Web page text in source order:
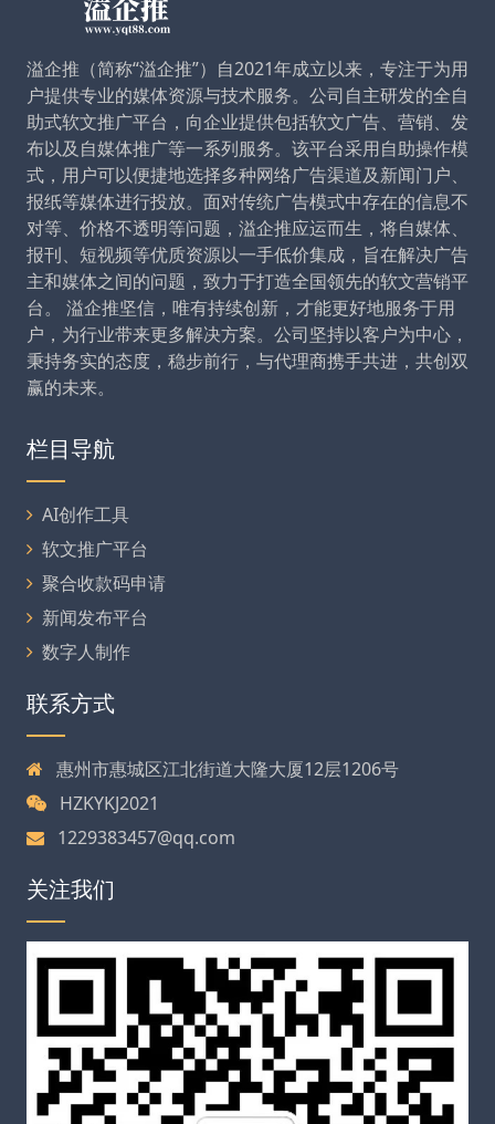
溢企推（简称“溢企推”）自2021年成立以来，专注于为用
户提供专业的媒体资源与技术服务。公司自主研发的全自
助式软文推广平台，向企业提供包括软文广告、营销、发
布以及自媒体推广等一系列服务。该平台采用自助操作模
式，用户可以便捷地选择多种网络广告渠道及新闻门户、
报纸等媒体进行投放。面对传统广告模式中存在的信息不
对等、价格不透明等问题，溢企推应运而生，将自媒体、
报刊、短视频等优质资源以一手低价集成，旨在解决广告
主和媒体之间的问题，致力于打造全国领先的软文营销平
台。 溢企推坚信，唯有持续创新，才能更好地服务于用
户，为行业带来更多解决方案。公司坚持以客户为中心，
秉持务实的态度，稳步前行，与代理商携手共进，共创双
赢的未来。
栏目导航
AI创作工具
软文推广平台
聚合收款码申请
新闻发布平台
数字人制作
联系方式
惠州市惠城区江北街道大隆大厦12层1206号
HZKYKJ2021
1229383457@qq.com
关注我们